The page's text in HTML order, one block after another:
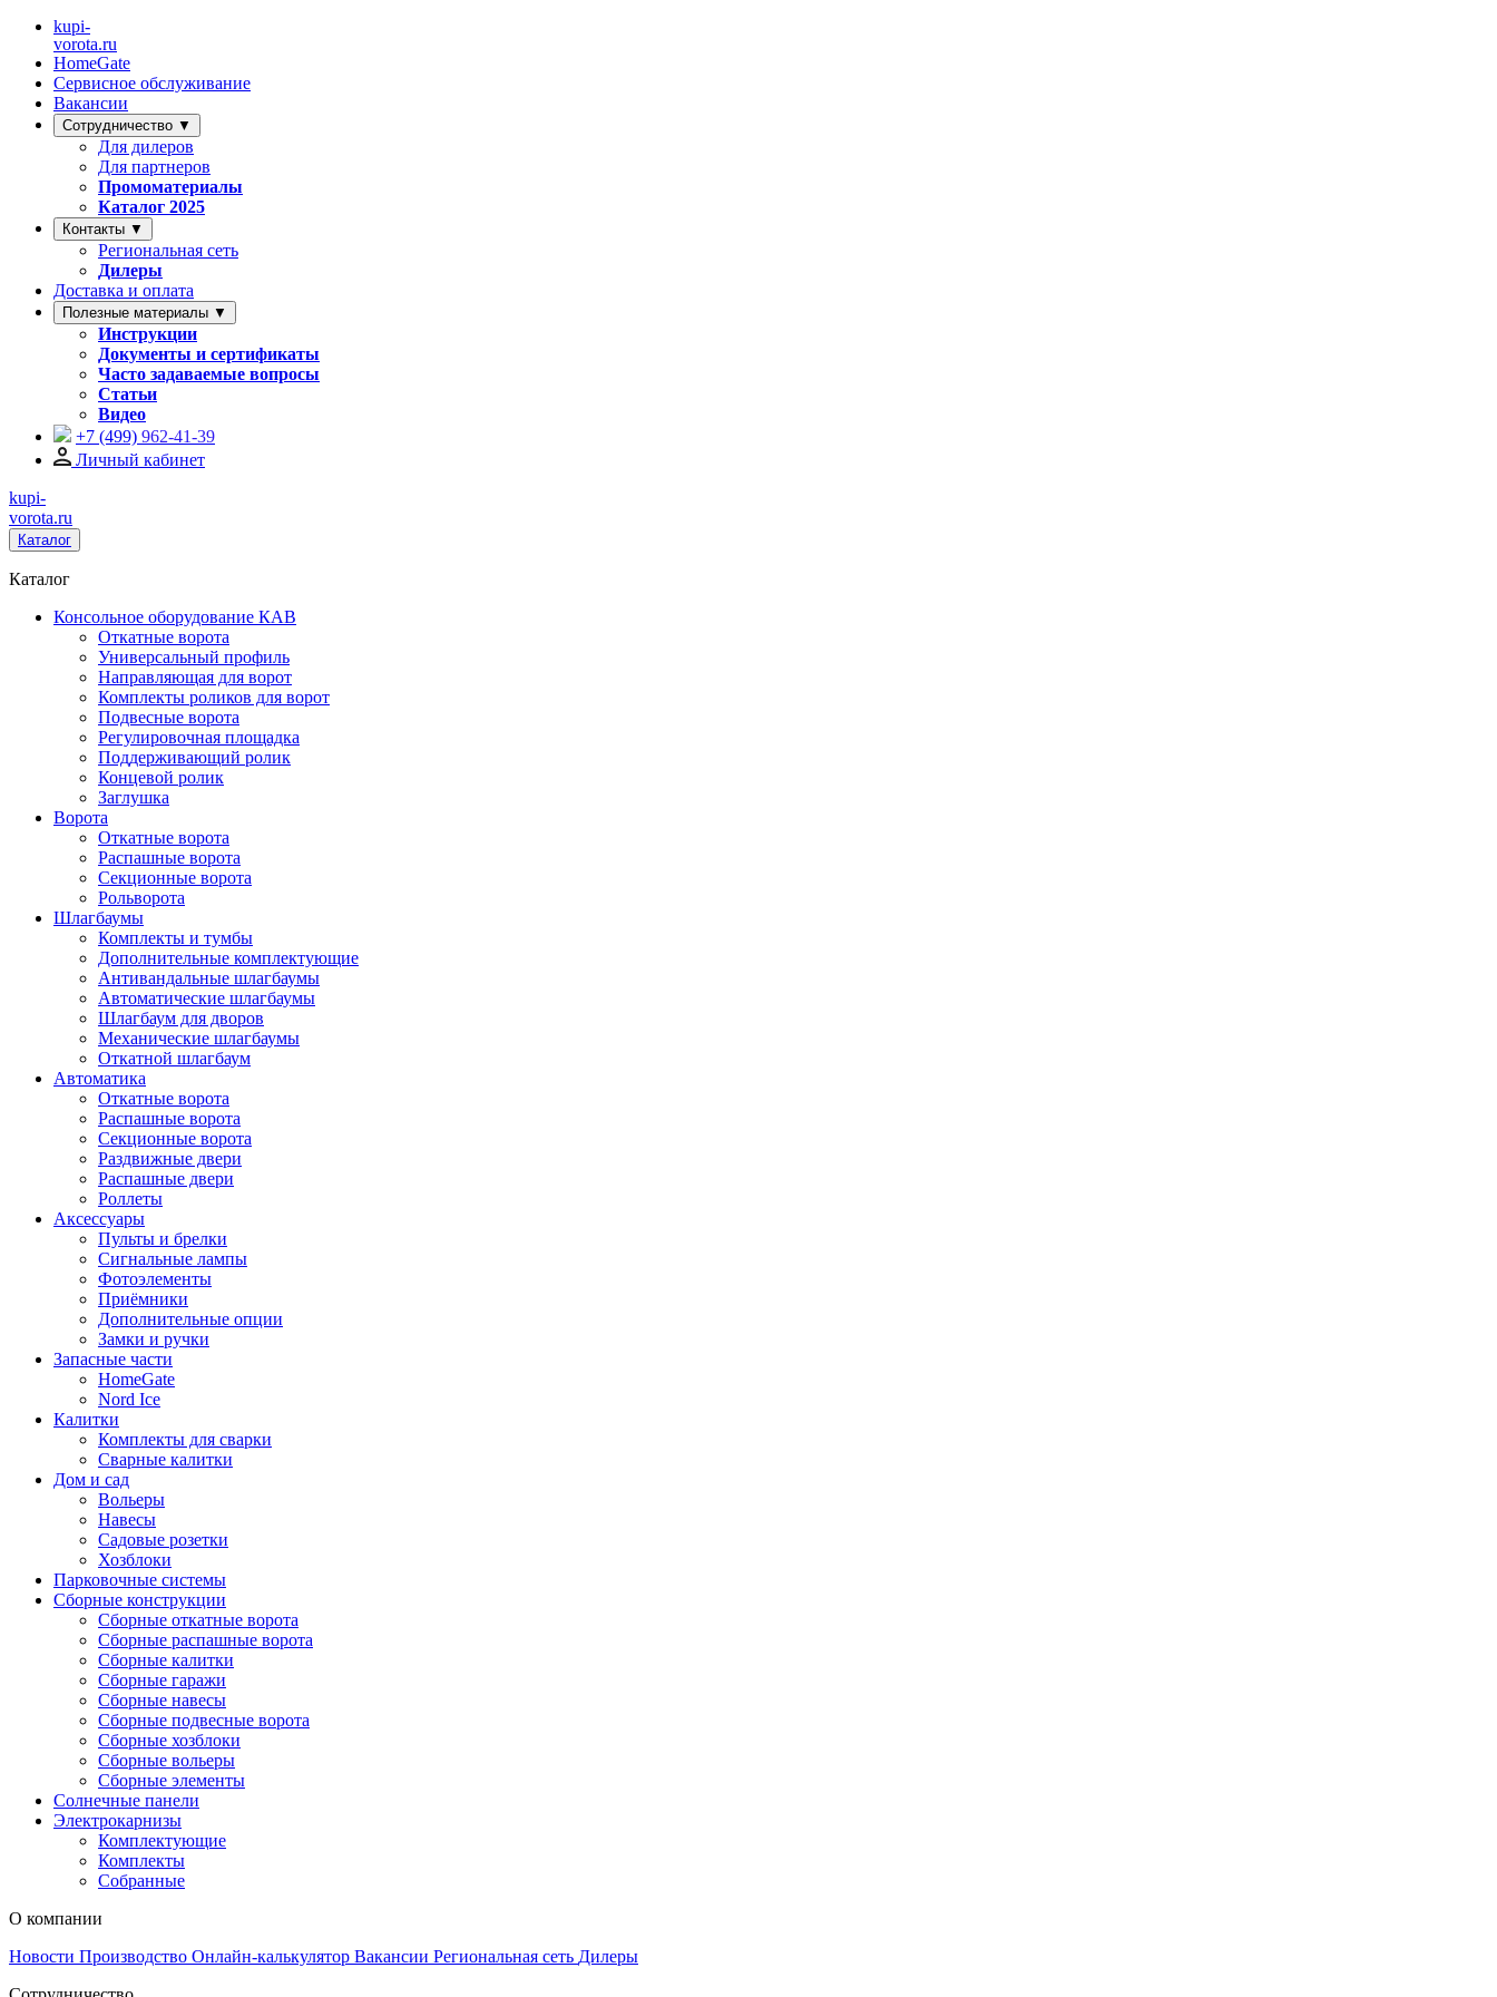
kupi-
vorota.ru
HomeGate
Сервисное обслуживание
Вакансии
Сотрудничество ▼
Для дилеров
Для партнеров
Промоматериалы
Каталог 2025
Контакты ▼
Региональная сеть
Дилеры
Доставка и оплата
Полезные материалы ▼
Инструкции
Документы и сертификаты
Часто задаваемые вопросы
Статьи
Видео
+7 (499) 962-41-39
Личный кабинет
kupi-
vorota.ru
Каталог
Каталог
Консольное оборудование КАВ
Откатные ворота
Универсальный профиль
Направляющая для ворот
Комплекты роликов для ворот
Подвесные ворота
Регулировочная площадка
Поддерживающий ролик
Концевой ролик
Заглушка
Ворота
Откатные ворота
Распашные ворота
Секционные ворота
Рольворота
Шлагбаумы
Комплекты и тумбы
Дополнительные комплектующие
Антивандальные шлагбаумы
Автоматические шлагбаумы
Шлагбаум для дворов
Механические шлагбаумы
Откатной шлагбаум
Автоматика
Откатные ворота
Распашные ворота
Секционные ворота
Раздвижные двери
Распашные двери
Роллеты
Аксессуары
Пульты и брелки
Сигнальные лампы
Фотоэлементы
Приёмники
Дополнительные опции
Замки и ручки
Запасные части
HomeGate
Nord Ice
Калитки
Комплекты для сварки
Сварные калитки
Дом и сад
Вольеры
Навесы
Садовые розетки
Хозблоки
Парковочные системы
Сборные конструкции
Сборные откатные ворота
Сборные распашные ворота
Сборные калитки
Сборные гаражи
Сборные навесы
Сборные подвесные ворота
Сборные хозблоки
Сборные вольеры
Сборные элементы
Солнечные панели
Электрокарнизы
Комплектующие
Комплекты
Собранные
О компании
Новости Производство Онлайн-калькулятор Вакансии Региональная сеть Дилеры